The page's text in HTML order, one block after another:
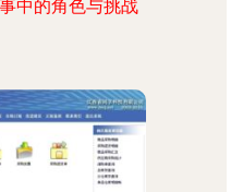
中的角色与挑战